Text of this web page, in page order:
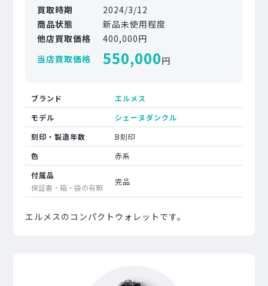
買取時期
2024/3/12
商品状態
新品未使用程度
他店買取価格
400,000円
当店買取価格
550,000円
ブランド
エルメス
モデル
シェーヌダンクル
刻印・製造年数
B刻印
色
赤系
付属品
保証書・箱・袋の有無
完品
エルメスのコンパクトウォレットです。